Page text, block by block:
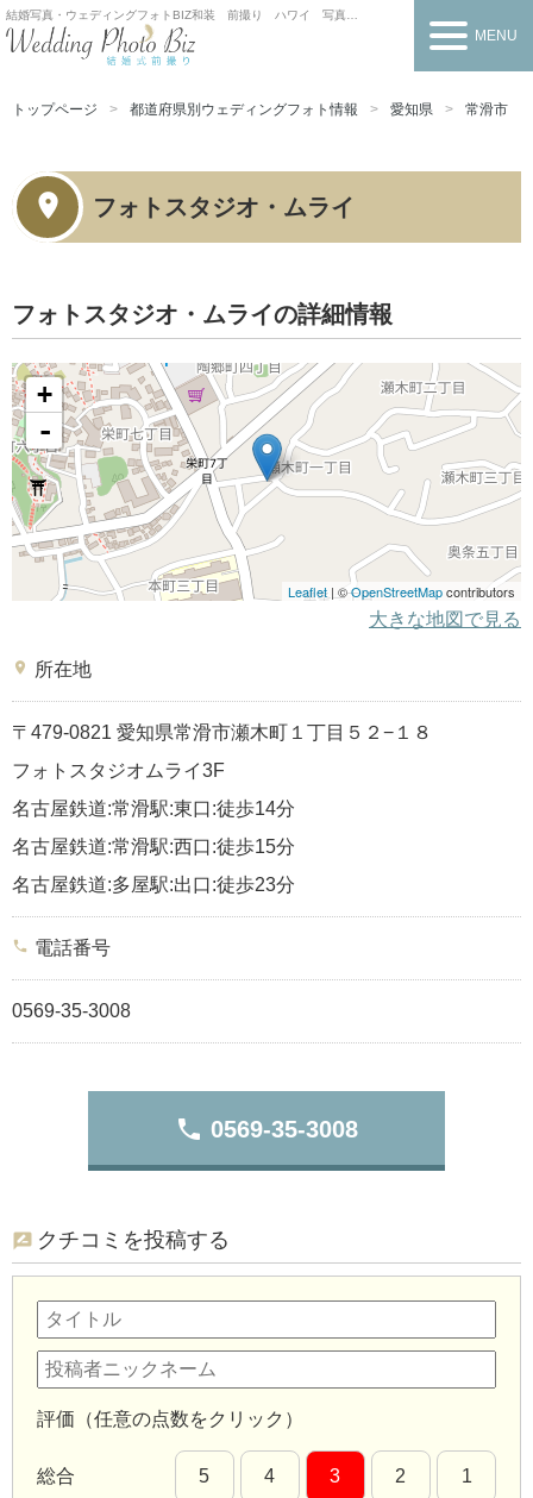
結婚写真・ウェディングフォトBIZ和装 前撮り ハワイ 写真だけの結婚式
MENU
トップページ 都道府県別ウェディングフォト情報 愛知県 常滑市
フォトスタジオ・ムライ
フォトスタジオ・ムライの詳細情報
+
-
Leaflet| ©OpenStreetMapcontributors
大きな地図で見る
place 所在地
〒479-0821 愛知県常滑市瀬木町１丁目５２−１８
フォトスタジオムライ3F
名古屋鉄道:常滑駅:東口:徒歩14分
名古屋鉄道:常滑駅:西口:徒歩15分
名古屋鉄道:多屋駅:出口:徒歩23分
phone 電話番号
0569-35-3008
phone 0569-35-3008
クチコミを投稿する
評価（任意の点数をクリック）
総合 5 4 3 2 1